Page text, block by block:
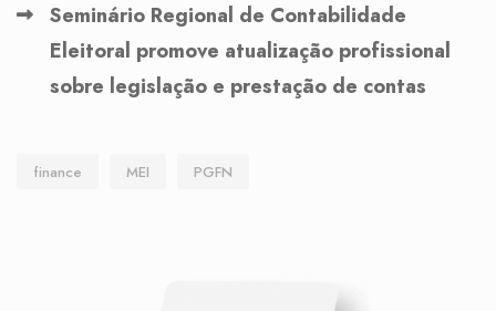
Seminário Regional de Contabilidade
Eleitoral promove atualização profissional
sobre legislação e prestação de contas
finance MEI PGFN